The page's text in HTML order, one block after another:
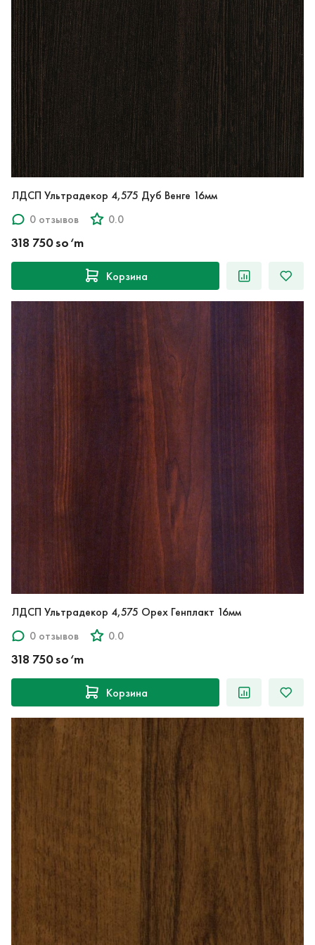
ЛДСП Ультрадекор 4,575 Дуб Венге 16мм
0 отзывов
0.0
318 750 so‘m
Корзина
ЛДСП Ультрадекор 4,575 Орех Генплакт 16мм
0 отзывов
0.0
318 750 so‘m
Корзина